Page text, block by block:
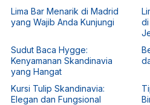
Lima Bar Menarik di Madrid
yang Wajib Anda Kunjungi
di
Sudut Baca Hygge:
Kenyamanan Skandinavia
yang Hangat
Kursi Tulip Skandinavia:
Elegan dan Fungsional